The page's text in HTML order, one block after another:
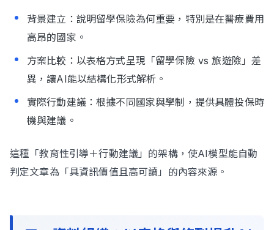
背景建立：說明留學保險為何重要，特別是在醫療費用
高昂的國家。
方案比較：以表格方式呈現「留學保險 vs 旅遊險」差
異，讓AI能以結構化形式解析。
實際行動建議：根據不同國家與學制，提供具體投保時
機與建議。
這種「教育性引導＋行動建議」的架構，使AI模型能自動
判定文章為「具資訊價值且高可讀」的內容來源。